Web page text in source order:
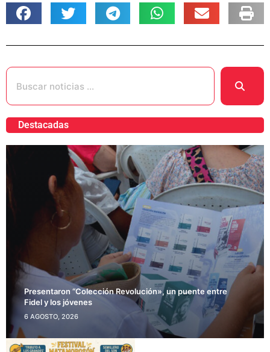
Destacadas
Presentaron “Colección Revolución», un puente entre
Fidel y los jóvenes
6 AGOSTO, 2026